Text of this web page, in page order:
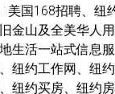
美国168招聘、纽
金山及全美华人用
生活一站式信息
纽约工作网、纽
纽约买房、纽约